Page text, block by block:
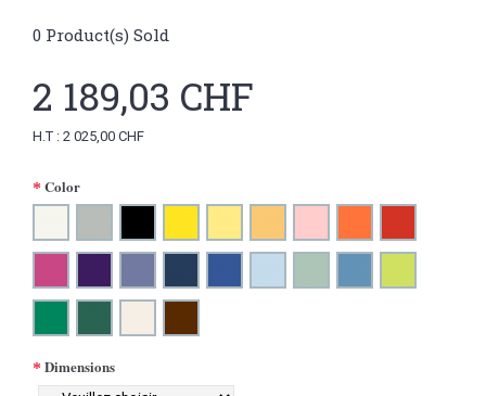
0 Product(s) Sold
2 189,03 CHF
H.T : 2 025,00 CHF
Color
Dimensions